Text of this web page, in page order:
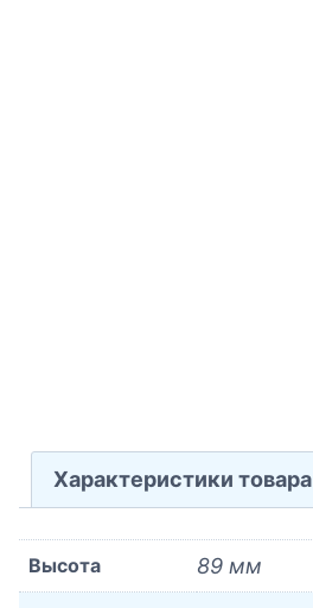
Характеристики товара
Высота 89 мм